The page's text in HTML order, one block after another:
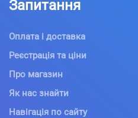
Запитання
Оплата і доставка
Реєстрація та ціни
Про магазин
Як нас знайти
Навігація по сайту